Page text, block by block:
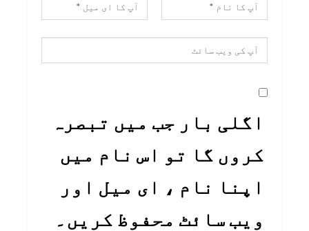
اگلی بار جب میں تبصرہ
کروں گا تو اس نام میں
اپنا نام ، ای میل اور
ویب سائٹ محفوظ کریں۔